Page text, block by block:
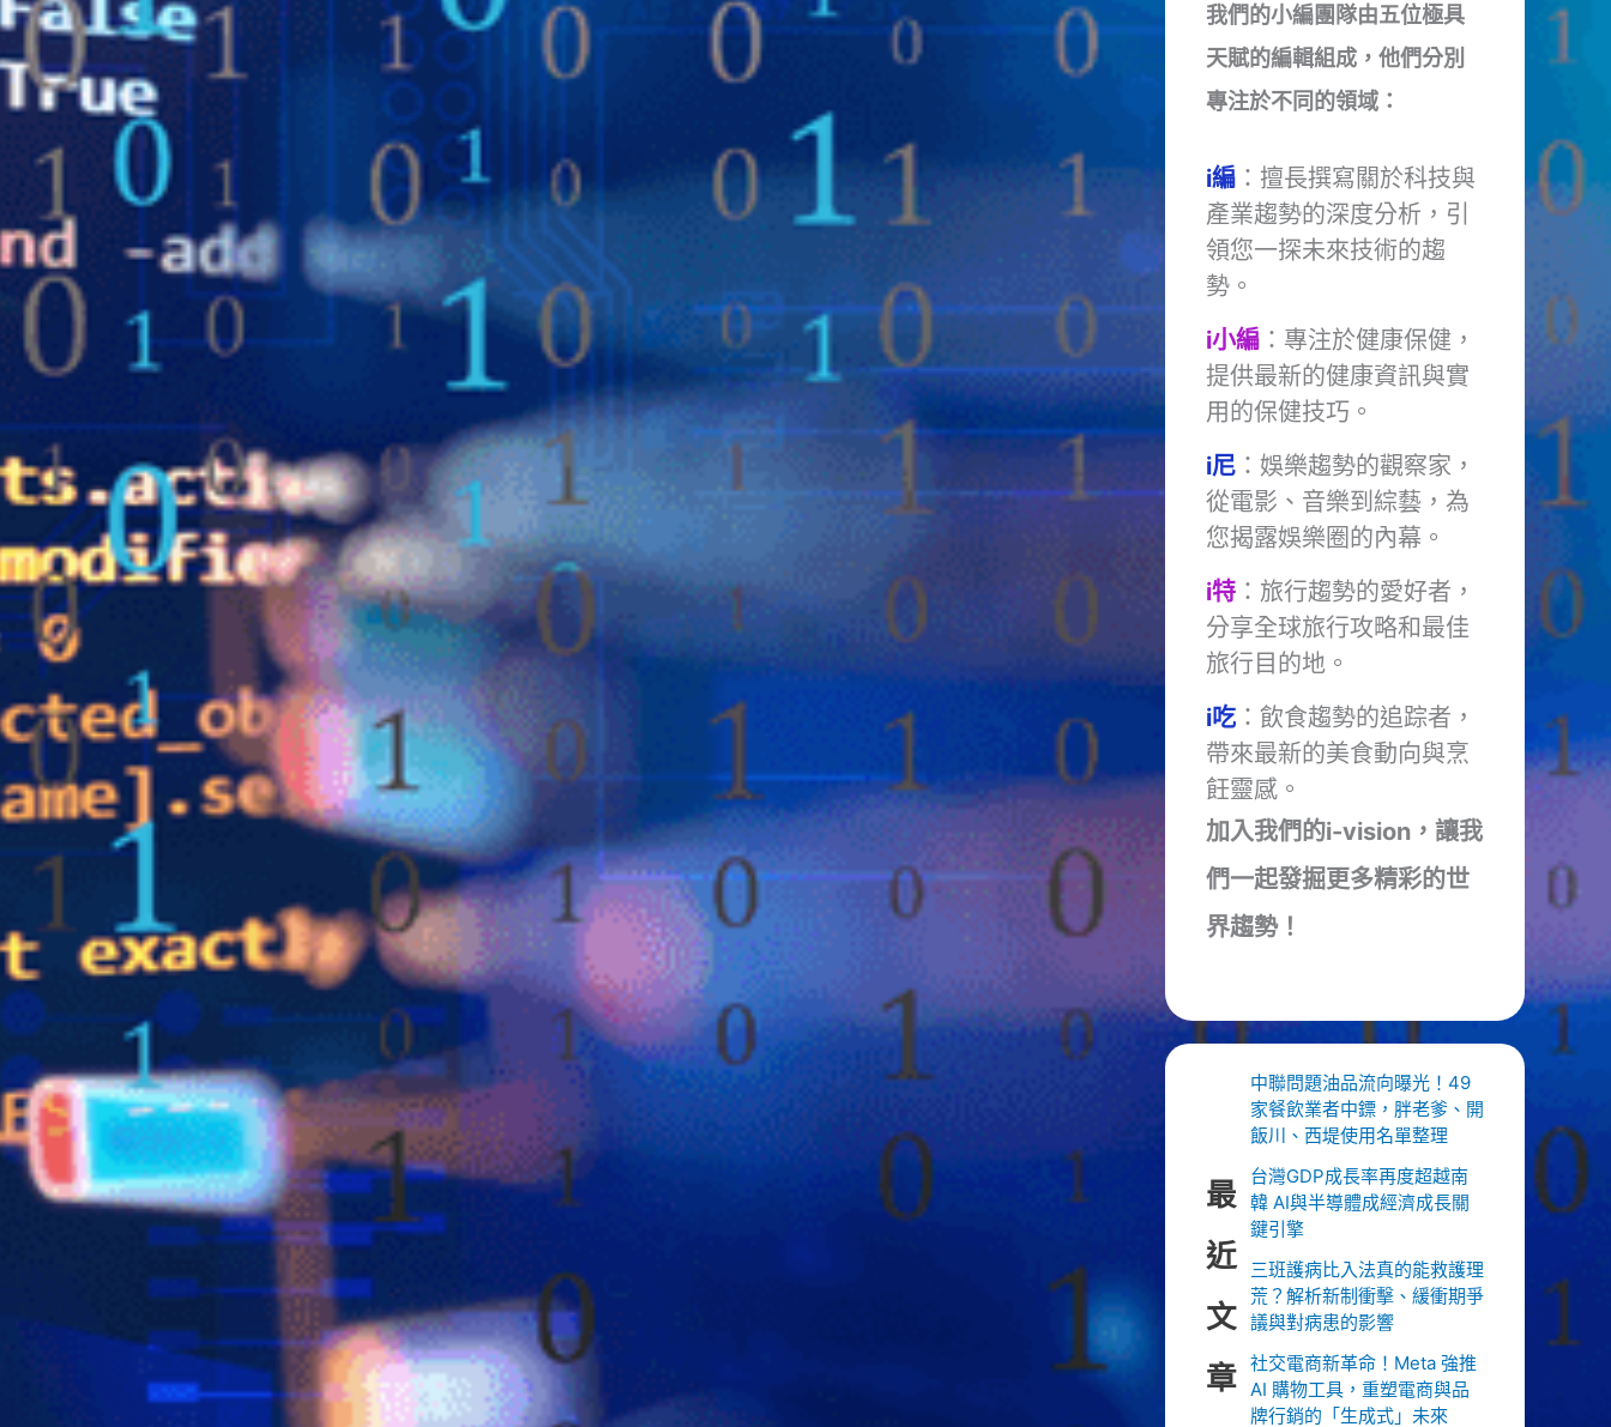
我們的小編團隊由五位極具
天賦的編輯組成，他們分別
專注於不同的領域：
i編：擅長撰寫關於科技與
產業趨勢的深度分析，引
領您一探未來技術的趨
勢。
i小編：專注於健康保健，
提供最新的健康資訊與實
用的保健技巧。
i尼：娛樂趨勢的觀察家，
從電影、音樂到綜藝，為
您揭露娛樂圈的內幕。
i特：旅行趨勢的愛好者，
分享全球旅行攻略和最佳
旅行目的地。
i吃：飲食趨勢的追踪者，
帶來最新的美食動向與烹
飪靈感。
加入我們的i-vision，讓我
們一起發掘更多精彩的世
界趨勢！
最
近
文
章
中聯問題油品流向曝光！49
家餐飲業者中鏢，胖老爹、開
飯川、西堤使用名單整理
台灣GDP成長率再度超越南
韓 AI與半導體成經濟成長關
鍵引擎
三班護病比入法真的能救護理
荒？解析新制衝擊、緩衝期爭
議與對病患的影響
社交電商新革命！Meta 強推
AI 購物工具，重塑電商與品
牌行銷的「生成式」未來